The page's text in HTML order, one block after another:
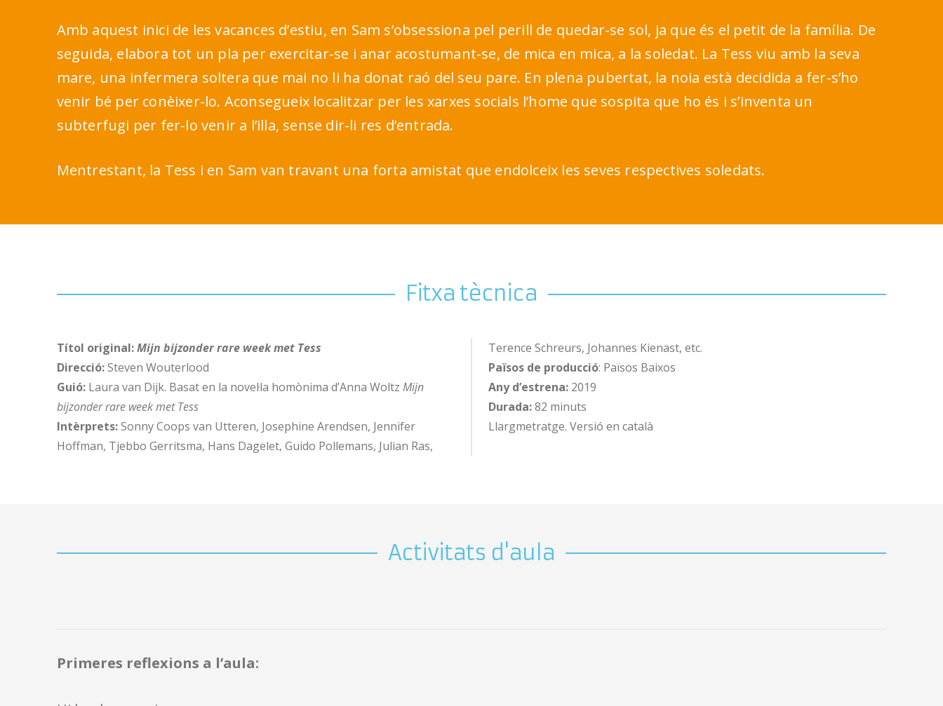
Amb aquest inici de les vacances d’estiu, en Sam s’obsessiona pel perill de quedar-se sol, ja que és el petit de la família. De
seguida, elabora tot un pla per exercitar-se i anar acostumant-se, de mica en mica, a la soledat. La Tess viu amb la seva
mare, una infermera soltera que mai no li ha donat raó del seu pare. En plena pubertat, la noia està decidida a fer-s’ho
venir bé per conèixer-lo. Aconsegueix localitzar per les xarxes socials l’home que sospita que ho és i s’inventa un
subterfugi per fer-lo venir a l’illa, sense dir-li res d’entrada.
Mentrestant, la Tess i en Sam van travant una forta amistat que endolceix les seves respectives soledats.
Fitxa tècnica
Títol original:Mijn bijzonder rare week met Tess
Direcció:Steven Wouterlood
Guió:Laura van Dijk. Basat en la novel·la homònima d’Anna Woltz Mijn
bijzonder rare week met Tess
Intèrprets:Sonny Coops van Utteren, Josephine Arendsen, Jennifer
Hoffman, Tjebbo Gerritsma, Hans Dagelet, Guido Pollemans, Julian Ras,
Terence Schreurs, Johannes Kienast, etc.
Països de producció: Països Baixos
Any d’estrena: 2019
Durada:82 minuts
Llargmetratge. Versió en català
Activitats d'aula
Primeres reflexions a l’aula: